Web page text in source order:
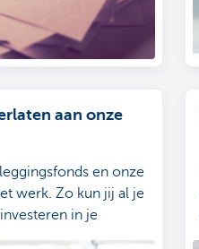
aan onze
en onze
werk. Zo kun jij al je
in je